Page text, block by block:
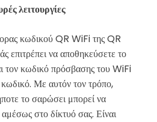
λειτουργίες
κωδικού QR WiFi της QR
επιτρέπει να αποθηκεύσετε το
τον κωδικό πρόσβασης του WiFi
Με αυτόν τον τρόπο,
το σαρώσει μπορεί να
στο δίκτυό σας. Είναι